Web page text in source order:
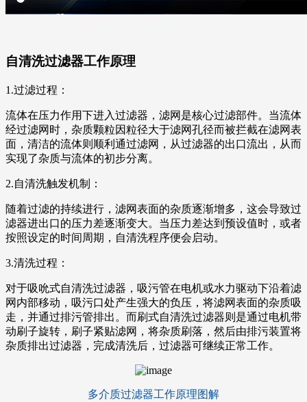
自清洗过滤器工作原理
1.过滤过程：
流体在压力作用下进入过滤器，滤网是核心过滤部件。当流体
经过滤网时，杂质颗粒因粒径大于滤网孔径而被拦截在滤网表
面，清洁的流体则顺利通过滤网，从过滤器的出口流出，从而
实现了杂质与流体的初步分离。
2.自清洗触发机制：
随着过滤的持续进行，滤网表面的杂质逐渐增多，这会导致过
滤器进出口的压力差逐渐变大。当压力差达到预设值时，或者
按照设定的时间周期，自清洗程序便会启动。
3.清洗过程：
对于吸吮式自清洗过滤器，吸污管在电机或水力驱动下沿着滤
网内部移动，吸污口处产生强大的负压，将滤网表面的杂质吸
走，并通过排污管排出。而刷式自清洗过滤器则是通过电机带
动刷子旋转，刷子紧贴滤网，将杂质刷落，然后由排污装置将
杂质排出过滤器，完成清洗后，过滤器可继续正常工作。
多介质过滤器工作原理图解